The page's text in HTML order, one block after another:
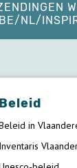
NL/
Beleid
in
Inventaris